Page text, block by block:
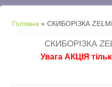
Ви є тут
Головна » СКИБОРІЗКА
СКИБОРІЗКА
Увага АКЦІЯ тільки